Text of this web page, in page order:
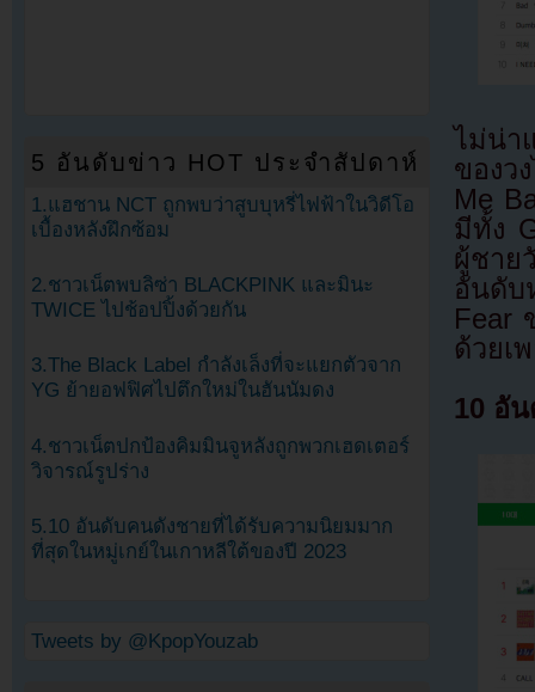
ไม่น่า
ของว
Me
มีทั้ง
ผู้ชาย
อันดับ
Fear
ด้วยเ
10 อั
5 อันดับข่าว HOT ประจำสัปดาห์
1.แฮชาน NCT ถูกพบว่าสูบบุหรี่ไฟฟ้าในวิดีโอ
เบื้องหลังฝึกซ้อม
2.ชาวเน็ตพบลิซ่า BLACKPINK และมินะ
TWICE ไปช้อปปิ้งด้วยกัน
3.The Black Label กำลังเล็งที่จะแยกตัวจาก
YG ย้ายอฟฟิศไปตึกใหม่ในฮันนัมดง
4.ชาวเน็ตปกป้องคิมมินจูหลังถูกพวกเฮดเตอร์
วิจารณ์รูปร่าง
5.10 อันดับคนดังชายที่ได้รับความนิยมมาก
ที่สุดในหมู่เกย์ในเกาหลีใต้ของปี 2023
Tweets by @KpopYouzab